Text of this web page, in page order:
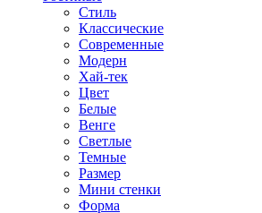
Стиль
Классические
Современные
Модерн
Хай-тек
Цвет
Белые
Венге
Светлые
Темные
Размер
Мини стенки
Форма